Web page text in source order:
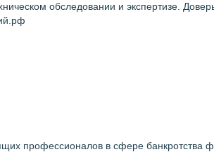
обследовании и экспертизе.
профессионалов в сфере банкротства